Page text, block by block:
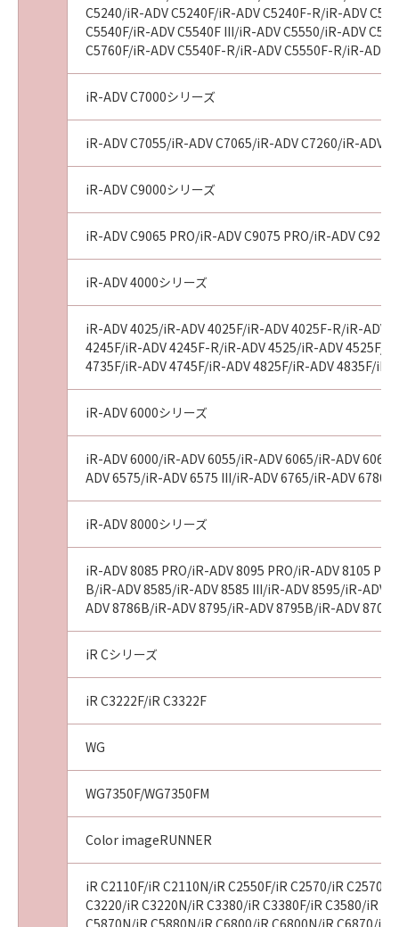
C5240/iR-ADV C5240F/iR-ADV C5240F-R/iR-ADV
C5540F/iR-ADV C5540F III/iR-ADV C5550/iR-ADV
C5760F/iR-ADV C5540F-R/iR-ADV C5550F-R/iR-ADV
iR-ADV C7000シリーズ
iR-ADV C7055/iR-ADV C7065/iR-ADV C7260/iR-ADV
iR-ADV C9000シリーズ
iR-ADV C9065 PRO/iR-ADV C9075 PRO/iR-ADV
iR-ADV 4000シリーズ
iR-ADV 4025/iR-ADV 4025F/iR-ADV 4025F-R/iR-ADV
4245F/iR-ADV 4245F-R/iR-ADV 4525/iR-ADV 4525F/
4735F/iR-ADV 4745F/iR-ADV 4825F/iR-ADV 4835F/
iR-ADV 6000シリーズ
iR-ADV 6000/iR-ADV 6055/iR-ADV 6065/iR-ADV
ADV 6575/iR-ADV 6575 III/iR-ADV 6765/iR-ADV 6780/
iR-ADV 8000シリーズ
iR-ADV 8085 PRO/iR-ADV 8095 PRO/iR-ADV 8105
B/iR-ADV 8585/iR-ADV 8585 III/iR-ADV 8595/iR-ADV
ADV 8786B/iR-ADV 8795/iR-ADV 8795B/iR-ADV
iR Cシリーズ
iR C3222F/iR C3322F
WG
WG7350F/WG7350FM
Color imageRUNNER
iR C2110F/iR C2110N/iR C2550F/iR C2570/iR
C3220/iR C3220N/iR C3380/iR C3380F/iR C3580/iR
C5870N/iR C5880N/iR C6800/iR C6800N/iR C6870/iR